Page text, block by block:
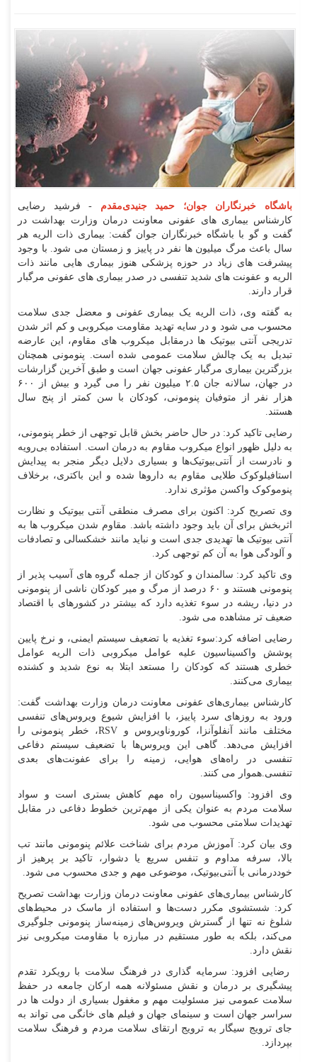
باشگاه خبرنگاران جوان؛ حمید جنیدی‌مقدم - فرشید رضایی
کارشناس بیماری های عفونی معاونت درمان وزارت بهداشت در
گفت و گو با باشگاه خبرنگاران جوان گفت: بیماری ذات الریه هر
سال باعث مرگ میلیون ها نفر در پاییز و زمستان می شود. با وجود
پیشرفت های زیاد در حوزه پزشکی هنوز بیماری هایی مانند ذات
الریه و عفونت های شدید تنفسی در صدر بیماری های عفونی مرگبار
قرار دارند.
به گفته وی، ذات الریه یک بیماری عفونی و معضل جدی سلامت
محسوب می شود و در سایه تهدید مقاومت میکروبی و کم اثر شدن
تدریجی آنتی بیوتیک ها درمقابل میکروب های مقاوم، این عارضه
تبدیل به یک چالش سلامت عمومی شده است. پنومونی همچنان
بزرگترین بیماری مرگبار عفونی جهان است و طبق آخرین گزارشات
در جهان، سالانه جان ۲.۵ میلیون نفر را می گیرد و بیش از ۶۰۰
هزار نفر از متوفیان پنومونی، کودکان با سن کمتر از پنج سال
هستند.
رضایی تاکید کرد: در حال حاضر بخش قابل توجهی از خطر پنومونی،
به دلیل ظهور انواع میکروب مقاوم به درمان است. استفاده بی‌رویه
و نادرست از آنتی‌بیوتیک‌ها و بسیاری دلایل دیگر منجر به پیدایش
استافیلوکوک طلایی مقاوم به داروها شده و این باکتری، برخلاف
پنوموکوک واکسن مؤثری ندارد.
وی تصریح کرد: اکنون برای مصرف منطقی آنتی بیوتیک و نظارت
اثربخش برای آن باید وجود داشته باشد. مقاوم شدن میکروب ها به
آنتی بیوتیک ها تهدیدی جدی است و نباید مانند خشکسالی و تصادفات
و آلودگی هوا به آن کم توجهی کرد.
وی تاکید کرد: سالمندان و کودکان از جمله گروه های آسیب پذیر از
پنومونی هستند و ۶۰ درصد از مرگ و میر کودکان ناشی از پنومونی
در دنیا، ریشه در سوء تغذیه دارد که بیشتر در کشورهای با اقتصاد
ضعیف تر مشاهده می شود.
رضایی اضافه کرد:سوء تغذیه با تضعیف سیستم ایمنی، و نرخ پایین
پوشش واکسیناسیون علیه عوامل میکروبی ذات الریه عوامل
خطری هستند که کودکان را مستعد ابتلا به نوع شدید و کشنده
بیماری می‌کنند.
کارشناس بیماری‌های عفونی معاونت درمان وزارت بهداشت گفت:
ورود به روزهای سرد پاییز، با افزایش شیوع ویروس‌های تنفسی
مختلف مانند آنفلوآنزا، کوروناویروس و RSV، خطر پنومونی را
افزایش می‌دهد. گاهی این ویروس‌ها با تضعیف سیستم دفاعی
تنفسی در راه‌های هوایی، زمینه را برای عفونت‌های بعدی
تنفسی.هموار می کنند.
وی افزود: واکسیناسیون راه مهم کاهش بستری است و سواد
سلامت مردم به عنوان یکی از مهم‌ترین خطوط دفاعی در مقابل
تهدیدات سلامتی محسوب می شود.
وی بیان کرد: آموزش مردم برای شناخت علائم پنومونی مانند تب
بالا، سرفه مداوم و تنفس سریع یا دشوار، تاکید بر پرهیز از
خوددرمانی با آنتی‌بیوتیک، موضوعی مهم و جدی محسوب می شود.
کارشناس بیماری‌های عفونی معاونت درمان وزارت بهداشت تصریح
کرد: شستشوی مکرر دست‌ها و استفاده از ماسک در محیط‌های
شلوغ نه تنها از گسترش ویروس‌های زمینه‌ساز پنومونی جلوگیری
می‌کند، بلکه به طور مستقیم در مبارزه با مقاومت میکروبی نیز
نقش دارد.
رضایی افزود: سرمایه گذاری در فرهنگ سلامت با رویکرد تقدم
پیشگیری بر درمان و نقش مسئولانه همه ارکان جامعه در حفظ
سلامت عمومی نیز مسئولیت مهم و مغفول بسیاری از دولت ها در
سراسر جهان است و سینمای جهان و فیلم های خانگی می تواند به
جای ترویج سیگار به ترویج ارتقای سلامت مردم و فرهنگ سلامت
بپردازد.